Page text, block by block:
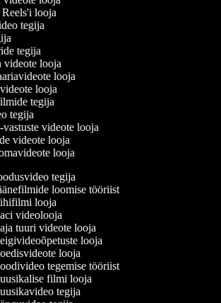
Reels'i looja
tegija
tegija
videote looja
looja
looja
tegija
tegija
vastuste videote looja
videote looja
looja
tegija
loomise tööriist
looja
videolooja
tuuri videote looja
looja
looja
tegemise tööriist
filmi looja
tegija